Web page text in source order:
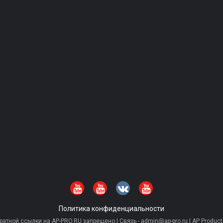
Политика конфиденциальности
ссылки на AP-PRO.RU запрещено | Связь - admin@ap-pro.ru | AP